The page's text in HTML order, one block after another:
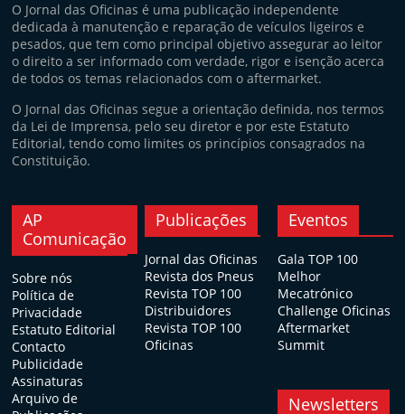
O Jornal das Oficinas é uma publicação independente
dedicada à manutenção e reparação de veículos ligeiros e
pesados, que tem como principal objetivo assegurar ao leitor
o direito a ser informado com verdade, rigor e isenção acerca
de todos os temas relacionados com o aftermarket.
O Jornal das Oficinas segue a orientação definida, nos termos
da Lei de Imprensa, pelo seu diretor e por este Estatuto
Editorial, tendo como limites os princípios consagrados na
Constituição.
AP
Comunicação
Sobre nós
Política de
Privacidade
Estatuto Editorial
Contacto
Publicidade
Assinaturas
Arquivo de
Publicações
Jornal das Oficinas
Revista dos Pneus
Revista TOP 100
Distribuidores
Revista TOP 100
Oficinas
Eventos
Gala TOP 100
Melhor
Mecatrónico
Challenge Oficinas
Aftermarket
Summit
Newsletters